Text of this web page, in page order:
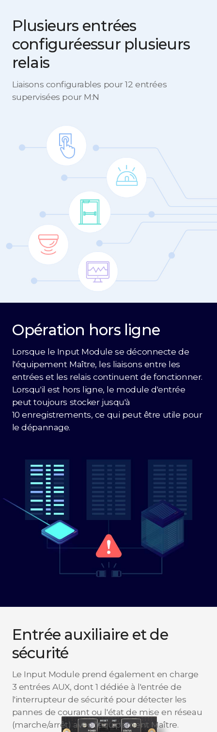
Plusieurs entrées
configuréessur plusieurs
relais
Liaisons configurables pour 12 entrées
supervisées pour M:N
Opération hors ligne
Lorsque le Input Module se déconnecte de
l'équipement Maître, les liaisons entre les
entrées et les relais continuent de fonctionner.
Lorsqu'il est hors ligne, le module d'entrée
peut toujours stocker jusqu'à
10 enregistrements, ce qui peut être utile pour
le dépannage.
Entrée auxiliaire et de
sécurité
Le Input Module prend également en charge
3 entrées AUX, dont 1 dédiée à l'entrée de
l'interrupteur de sécurité pour détecter les
pannes de courant ou l'état de mise en réseau
(marche/arrêt) avec l'équipement Maître.